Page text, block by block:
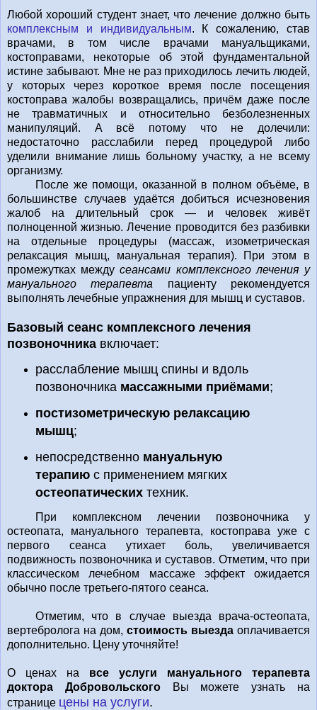
Любой хороший студент знает, что лечение должно быть
комплексным и индивидуальным. К сожалению, став
врачами, в том числе врачами мануальщиками,
костоправами, некоторые об этой фундаментальной
истине забывают. Мне не раз приходилось лечить людей,
у которых через короткое время после посещения
костоправа жалобы возвращались, причём даже после
не травматичных и относительно безболезненных
манипуляций. А всё потому что не долечили:
недостаточно расслабили перед процедурой либо
уделили внимание лишь больному участку, а не всему
организму.
После же помощи, оказанной в полном объёме, в
большинстве случаев удаётся добиться исчезновения
жалоб на длительный срок — и человек живёт
полноценной жизнью. Лечение проводится без разбивки
на отдельные процедуры (массаж, изометрическая
релаксация мышц, мануальная терапия). При этом в
промежутках междусеансами комплексного лечения у
мануального терапевта пациенту рекомендуется
выполнять лечебные упражнения для мышц и суставов.
Базовый сеанс комплексного лечения
позвоночника включает:
расслабление мышц спины и вдоль
позвоночника массажными приёмами;
постизометрическую релаксацию
мышц;
непосредственно мануальную
терапиюс применением мягких
остеопатическихтехник.
При комплексном лечении позвоночника у
остеопата, мануального терапевта, костоправа уже с
первого сеанса утихает боль, увеличивается
подвижность позвоночника и суставов. Отметим, что при
классическом лечебном массаже эффект ожидается
обычно после третьего-пятого сеанса.
Отметим, что в случае выезда врача-остеопата,
вертебролога на дом, стоимость выезда оплачивается
дополнительно. Цену уточняйте!
О ценах на все услуги мануального терапевта
доктора ДобровольскогоВы можете узнать на
странице цены на услуги.